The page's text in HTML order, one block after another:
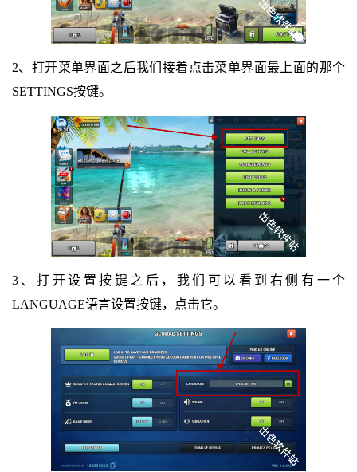
2、打开菜单界面之后我们接着点击菜单界面最上面的那个
SETTINGS按键。
3、打开设置按键之后，我们可以看到右侧有一个
LANGUAGE语言设置按键，点击它。